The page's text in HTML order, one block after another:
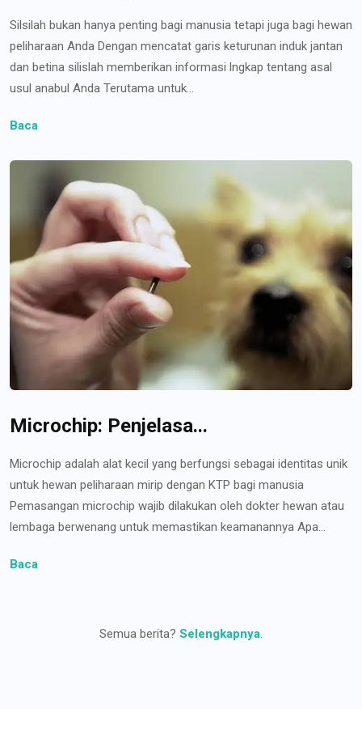
Silsilah bukan hanya penting bagi manusia tetapi juga bagi hewan
peliharaan Anda Dengan mencatat garis keturunan induk jantan
dan betina silislah memberikan informasi lngkap tentang asal
usul anabul Anda Terutama untuk...
Baca
Microchip: Penjelasa...
Microchip adalah alat kecil yang berfungsi sebagai identitas unik
untuk hewan peliharaan mirip dengan KTP bagi manusia
Pemasangan microchip wajib dilakukan oleh dokter hewan atau
lembaga berwenang untuk memastikan keamanannya Apa...
Baca
Semua berita? Selengkapnya